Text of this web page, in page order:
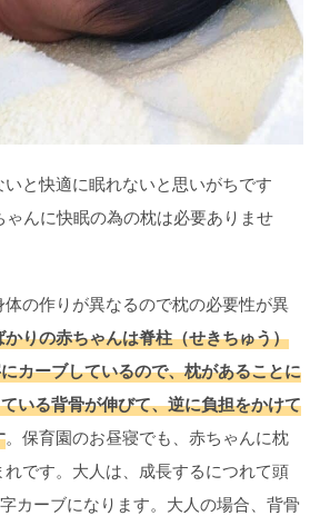
と快適に眠れないと思いがちです
ゃんに快眠の為の枕は必要ありませ
の作りが異なるので枕の必要性が異
りの赤ちゃんは脊柱（せきちゅう）
カーブしているので、枕があることに
いる背骨が伸びて、逆に負担をかけて
。保育園のお昼寝でも、赤ちゃんに枕
です。大人は、成長するにつれて頭
カーブになります。大人の場合、背骨